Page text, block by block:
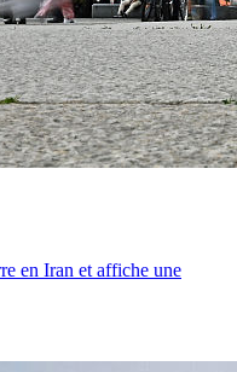
en Iran et affiche une